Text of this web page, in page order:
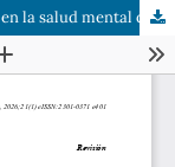
Aspectos biopsicosociales que repercuten en la salud mental de la persona mayor institucionalizada: revisión integrativa